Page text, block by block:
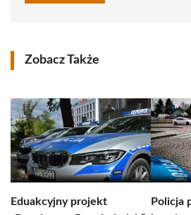
Zobacz Także
Eduakcyjny projekt
Policja